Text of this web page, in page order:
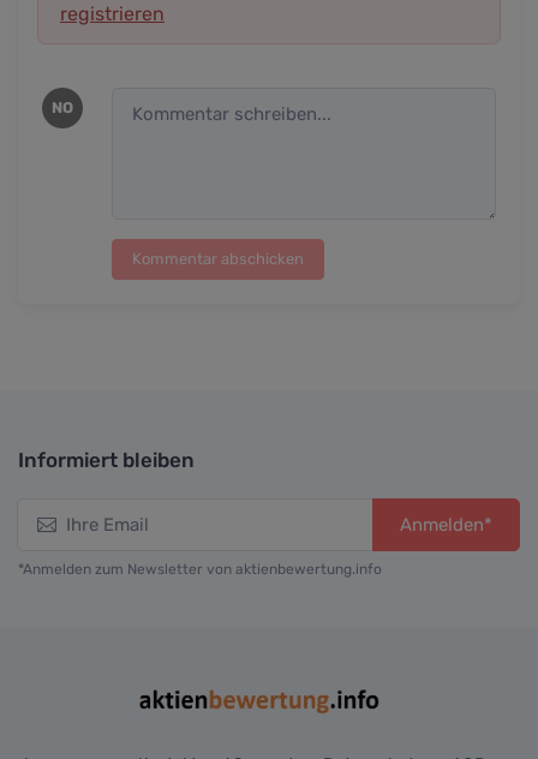
registrieren
NO
Kommentar abschicken
Informiert bleiben
Anmelden*
*Anmelden zum Newsletter von aktienbewertung.info